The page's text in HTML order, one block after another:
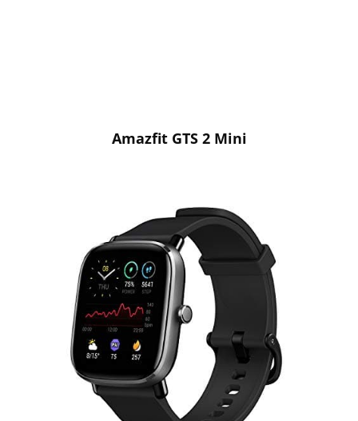
Amazfit GTS 2 Mini